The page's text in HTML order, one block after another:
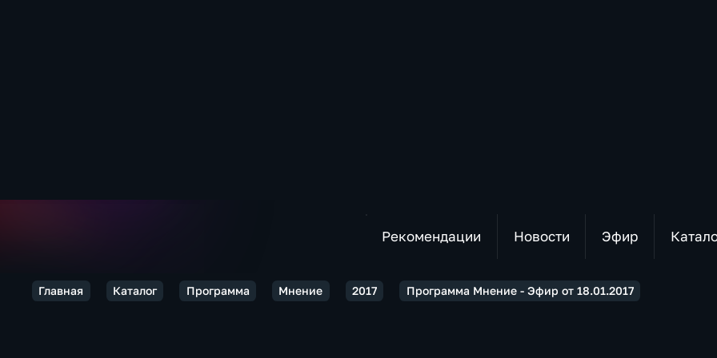
Рекомендации Новости Эфир
Главная Каталог Программа Мнение 2017 Программа Мнение - Эфир от 18.01.2017